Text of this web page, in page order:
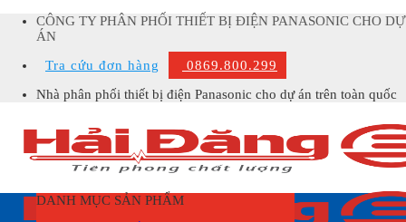
Skip
CÔNG TY PHÂN PHỐI THIẾT BỊ ĐIỆN PANASONIC CHO DỰ
ÁN
Tra cứu đơn hàng
0869.800.299
Nhà phân phối thiết bị điện Panasonic cho dự án trên toàn quốc
DANH MỤC SẢN PHẨM